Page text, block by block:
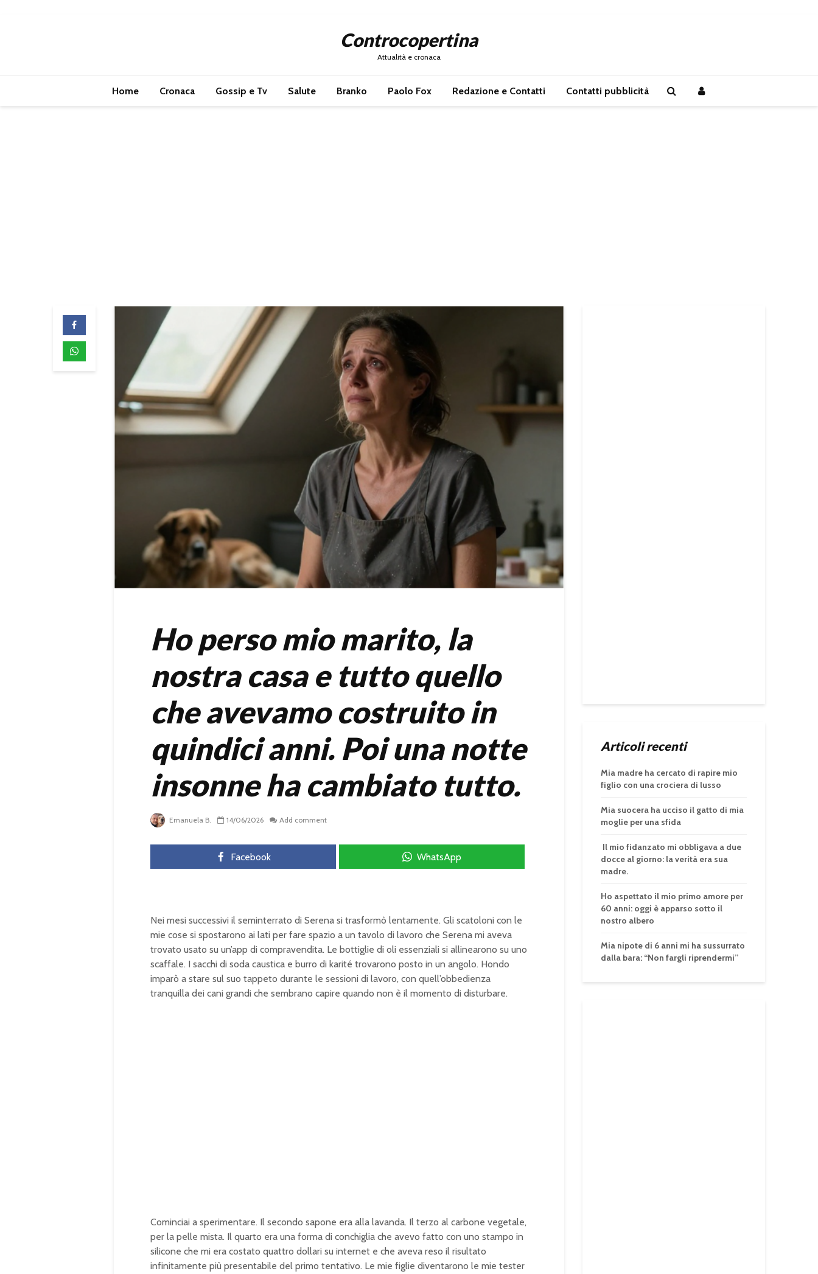
Controcopertina
Attualità e cronaca
Home Cronaca Gossip e Tv Salute Branko Paolo Fox Redazione e Contatti Contatti pubblicità
Ho perso mio marito, la
nostra casa e tutto quello
che avevamo costruito in
quindici anni. Poi una notte
insonne ha cambiato tutto.
Emanuela B. 14/06/2026 Add comment
Facebook WhatsApp
Nei mesi successivi il seminterrato di Serena si trasformò lentamente. Gli scatoloni con le
mie cose si spostarono ai lati per fare spazio a un tavolo di lavoro che Serena mi aveva
trovato usato su un’app di compravendita. Le bottiglie di oli essenziali si allinearono su uno
scaffale. I sacchi di soda caustica e burro di karité trovarono posto in un angolo. Hondo
imparò a stare sul suo tappeto durante le sessioni di lavoro, con quell’obbedienza
tranquilla dei cani grandi che sembrano capire quando non è il momento di disturbare.
Cominciai a sperimentare. Il secondo sapone era alla lavanda. Il terzo al carbone vegetale,
per la pelle mista. Il quarto era una forma di conchiglia che avevo fatto con uno stampo in
silicone che mi era costato quattro dollari su internet e che aveva reso il risultato
infinitamente più presentabile del primo tentativo. Le mie figlie diventarono le mie tester
Articoli recenti
Mia madre ha cercato di rapire mio
figlio con una crociera di lusso
Mia suocera ha ucciso il gatto di mia
moglie per una sfida
Il mio fidanzato mi obbligava a due
docce al giorno: la verità era sua
madre.
Ho aspettato il mio primo amore per
60 anni: oggi è apparso sotto il
nostro albero
Mia nipote di 6 anni mi ha sussurrato
dalla bara: “Non fargli riprendermi”